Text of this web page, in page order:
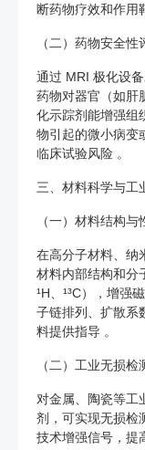
断药物疗效和作用
（二）药物安全性
通过 MRI 极化设
药物对器官（如肝
化示踪剂能增强组
物引起的微小病变
临床试验风险 。
三、材料科学与工
（一）材料结构与
在高分子材料、纳
材料内部结构和分
¹H、¹³C），增强
子链排列、扩散系
料提供指导 。
（二）工业无损检
对金属、陶瓷等工
剂，可实现无损检
技术增强信号，提